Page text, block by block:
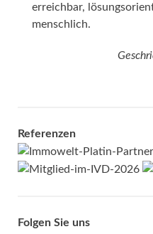
erreichbar,
menschlich.
Referenzen
Folgen Sie uns